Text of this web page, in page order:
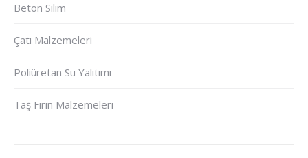
Beton Silim
Çatı Malzemeleri
Poliüretan Su Yalıtımı
Taş Fırın Malzemeleri